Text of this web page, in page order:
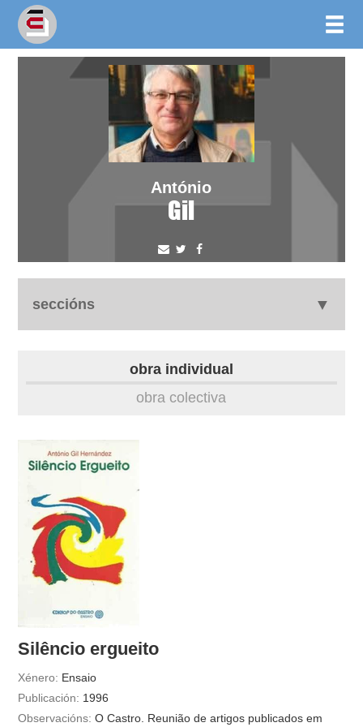
António
Gil
seccións
videoteca
outros docs
obra individual
obra colectiva
Silêncio ergueito
Xénero: Ensaio
Publicación: 1996
Observacións: O Castro. Reunião de artigos publicados em